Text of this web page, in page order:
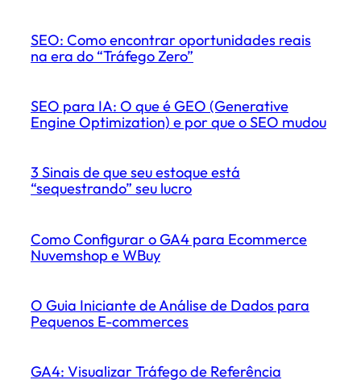
SEO: Como encontrar oportunidades reais
na era do “Tráfego Zero”
SEO para IA: O que é GEO (Generative
Engine Optimization) e por que o SEO mudou
3 Sinais de que seu estoque está
“sequestrando” seu lucro
Como Configurar o GA4 para Ecommerce
Nuvemshop e WBuy
O Guia Iniciante de Análise de Dados para
Pequenos E-commerces
GA4: Visualizar Tráfego de Referência